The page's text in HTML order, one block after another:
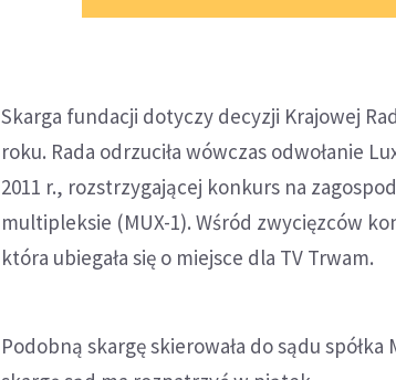
Skarga fundacji dotyczy decyzji Krajowej
roku. Rada odrzuciła wówczas odwołanie
2011 r., rozstrzygającej konkurs na
multipleksie (MUX-1). Wśród zwycięzców
która ubiegała się o miejsce dla TV Trwam.
Podobną skargę skierowała do sądu